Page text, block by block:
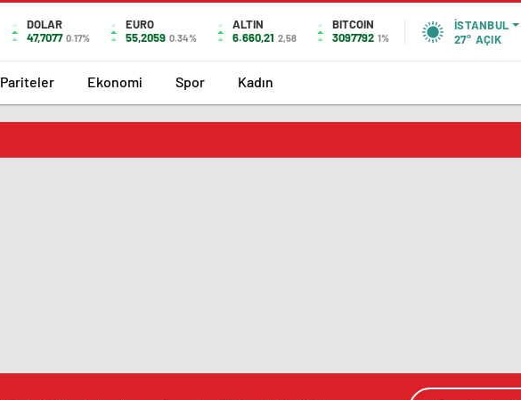
DOLAR
47,7077 0.17%
EURO
55,2059 0.34%
ALTIN
6.660,21 2,58
BITCOIN
3097792 1%
İSTANBUL
27° AÇIK
Pariteler Ekonomi Spor Kadın